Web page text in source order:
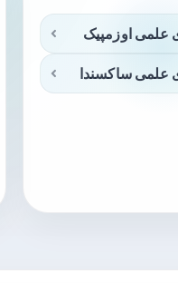
علمی اوزمپیک
علمی ساکسندا